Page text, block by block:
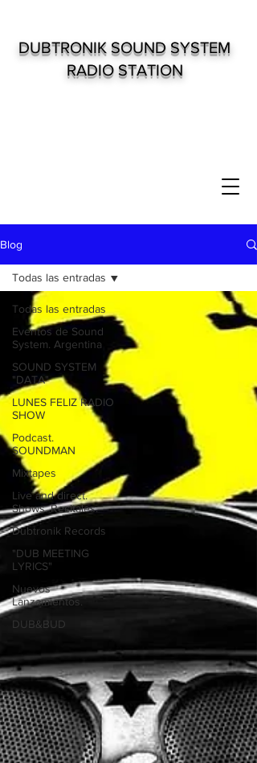
DUBTRONIK SOUND SYSTEM
RADIO STATION
Blog
Todas las entradas
Eventos de Sound
System. Argentina
SOUND SYSTEM
"DATA"
LUNES FELIZ RADIO
SHOW
Podcast.
SOUNDMAN
Mixtapes
Live and direct.
Shows. Recitales.
Dubtronik Records
"DUB MEETING
LYRICS"
Nuevos
Lanzamientos.
DUB&BUD
Todas las entradas